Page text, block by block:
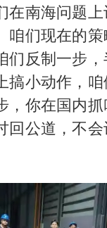
在南海问题
咱们现在的
们反制一步
搞小动作，
，你在国内
回公道，不